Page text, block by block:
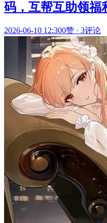
码，互帮互助领福
2026-06-10 12:300赞 · 3评论